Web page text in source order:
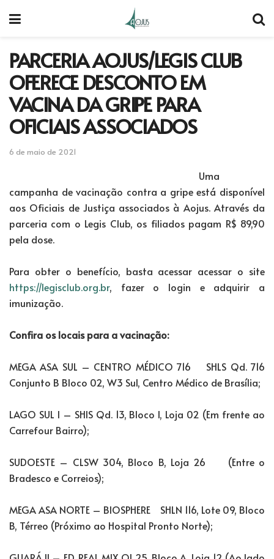
PARCERIA AOJUS/LEGIS CLUB
OFERECE DESCONTO EM
VACINA DA GRIPE PARA
OFICIAIS ASSOCIADOS
6 de maio de 2021
Uma
campanha de vacinação contra a gripe está disponível
aos Oficiais de Justiça associados à Aojus. Através da
parceria com o Legis Club, os filiados pagam R$ 89,90
pela dose.
Para obter o benefício, basta acessar acessar o site
https://legisclub.org.br, fazer o login e adquirir a
imunização.
Confira os locais para a vacinação:
MEGA ASA SUL – CENTRO MÉDICO 716 SHLS Qd. 716
Conjunto B Bloco 02, W3 Sul, Centro Médico de Brasília;
LAGO SUL I – SHIS Qd. 13, Bloco I, Loja 02 (Em frente ao
Carrefour Bairro);
SUDOESTE – CLSW 304, Bloco B, Loja 26 (Entre o
Bradesco e Correios);
MEGA ASA NORTE – BIOSPHERE SHLN 116, Lote 09, Bloco
B, Térreo (Próximo ao Hospital Pronto Norte);